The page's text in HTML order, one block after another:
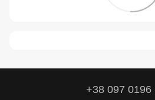
+38 097 0196